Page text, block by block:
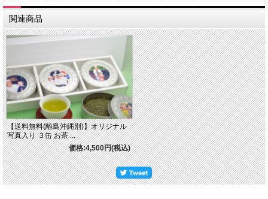
関連商品
【送料無料(離島沖縄別)】オリジナル
写真入り ３缶 お茶 ...
価格:4,500円(税込)